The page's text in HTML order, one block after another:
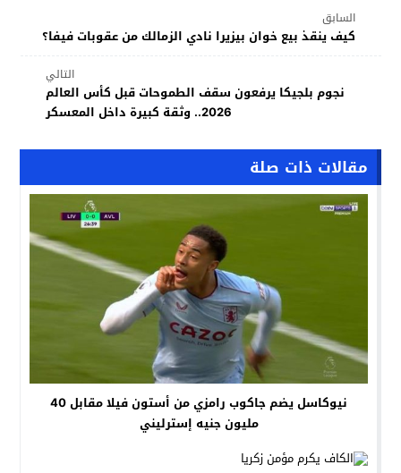
السابق
كيف ينقذ بيع خوان بيزيرا نادي الزمالك من عقوبات فيفا؟
التالي
نجوم بلجيكا يرفعون سقف الطموحات قبل كأس العالم
2026.. وثقة كبيرة داخل المعسكر
مقالات ذات صلة
نيوكاسل يضم جاكوب رامزي من أستون فيلا مقابل 40
مليون جنيه إسترليني